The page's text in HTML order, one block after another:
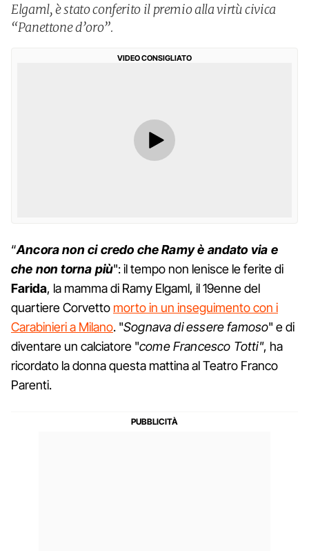
Elgaml, è stato conferito il premio alla virtù civica
“Panettone d’oro”.
VIDEO CONSIGLIATO
“Ancora non ci credo che Ramyè andato via e
che non torna più": il tempo non lenisce le ferite di
Farida, la mamma di Ramy Elgaml, il 19enne del
quartiere Corvetto morto in un inseguimento con i
Carabinieri a Milano. "Sognava di essere famoso" e di
diventare un calciatore "come Francesco Totti", ha
ricordato la donna questa mattina al Teatro Franco
Parenti.